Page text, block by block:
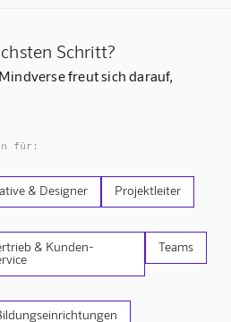
Schritt?
freut sich darauf,
für:
& Designer Projektleiter
& Kunden-
Teams